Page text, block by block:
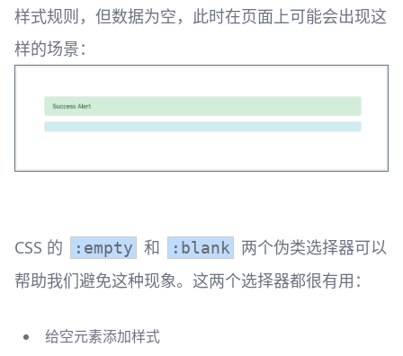
样式规则，但数据为空，此时在页面上可能会出现这
样的场景： ​
CSS 的 :empty 和 :blank
两个伪类选择器可以
帮助我们避免这种现象。这两个选择器都很有用： ​
给空元素添加样式